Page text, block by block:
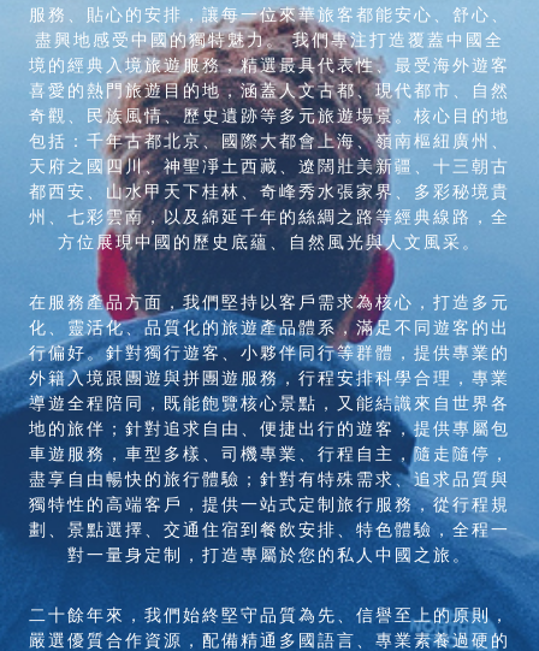
服務、貼心的安排，讓每一位來華旅客都能安心、舒心、
盡興地感受中國的獨特魅力。 我們專注打造覆蓋中國全
境的經典入境旅遊服務，精選最具代表性、最受海外遊客
喜愛的熱門旅遊目的地，涵蓋人文古都、現代都市、自然
奇觀、民族風情、歷史遺跡等多元旅遊場景。核心目的地
包括：千年古都北京、國際大都會上海、嶺南樞紐廣州、
天府之國四川、神聖凈土西藏、遼闊壯美新疆、十三朝古
都西安、山水甲天下桂林、奇峰秀水張家界、多彩秘境貴
州、七彩雲南，以及綿延千年的絲綢之路等經典線路，全
方位展現中國的歷史底蘊、自然風光與人文風采。
在服務產品方面，我們堅持以客戶需求為核心，打造多元
化、靈活化、品質化的旅遊產品體系，滿足不同遊客的出
行偏好。針對獨行遊客、小夥伴同行等群體，提供專業的
外籍入境跟團遊與拼團遊服務，行程安排科學合理，專業
導遊全程陪同，既能飽覽核心景點，又能結識來自世界各
地的旅伴；針對追求自由、便捷出行的遊客，提供專屬包
車遊服務，車型多樣、司機專業、行程自主，隨走隨停，
盡享自由暢快的旅行體驗；針對有特殊需求、追求品質與
獨特性的高端客戶，提供一站式定制旅行服務，從行程規
劃、景點選擇、交通住宿到餐飲安排、特色體驗，全程一
對一量身定制，打造專屬於您的私人中國之旅。
二十餘年來，我們始終堅守品質為先、信譽至上的原則，
嚴選優質合作資源，配備精通多國語言、專業素養過硬的